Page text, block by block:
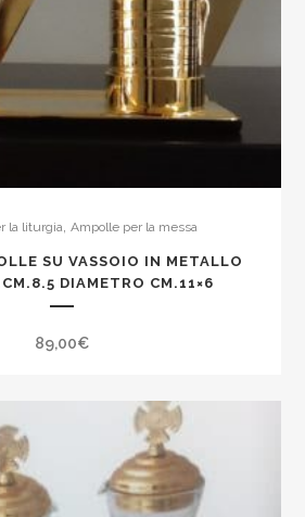
la liturgia Ampolle per la messa
SU VASSOIO IN METALLO
DIAMETRO CM.11×6
89,00€